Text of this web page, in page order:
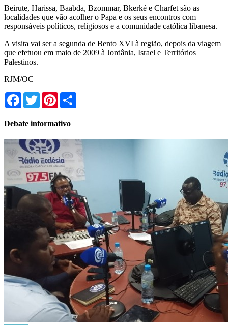
Beirute, Harissa, Baabda, Bzommar, Bkerké e Charfet são as
localidades que vão acolher o Papa e os seus encontros com
responsáveis políticos, religiosos e a comunidade católica libanesa.
A visita vai ser a segunda de Bento XVI à região, depois da viagem
que efetuou em maio de 2009 à Jordânia, Israel e Territórios
Palestinos.
RJM/OC
Facebook
TwitterPinterest
Debate informativo